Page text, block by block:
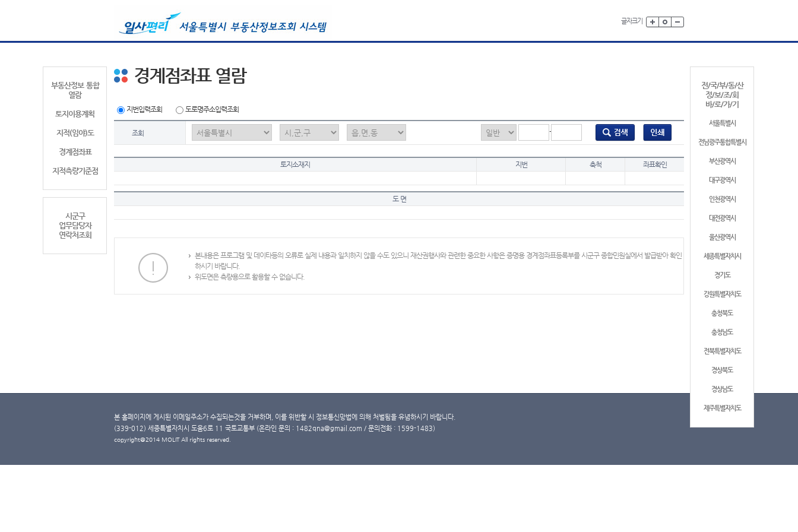
글자크기
부동산정보 통합
열람
토지이용계획
지적(임야)도
경계점좌표
지적측량기준점
시군구
업무담당자
연락처조회
전/국/부/동/산
정/보/조/회
바/로/가/기
서울특별시
전남광주통합특별시
부산광역시
대구광역시
인천광역시
대전광역시
울산광역시
세종특별자치시
경기도
강원특별자치도
충청북도
충청남도
전북특별자치도
경상북도
경상남도
제주특별자치도
경계점좌표 열람
지번입력조회 도로명주소입력조회
조회 -
토지소재지 지번 축척 좌표확인
도 면
본내용은 프로그램 및 데이타등의 오류로 실제 내용과 일치하지 않을 수도 있으니 재산권행사와 관련한 중요한 사항은 증명용 경계점좌표등록부를 시군구 종합민원실에서 발급받아 확인
하시기 바랍니다.
위도면은 측량용으로 활용할 수 없습니다.
본 홈페이지에 게시된 이메일주소가 수집되는것을 거부하며, 이를 위반할 시 정보통신망법에 의해 처벌됨을 유념하시기 바랍니다.
(339-012) 세종특별자치시 도움6로 11 국토교통부 (온라인 문의 : 1482qna@gmail.com / 문의전화 : 1599-1483)
copyright@2014 MOLIT All rights reserved.